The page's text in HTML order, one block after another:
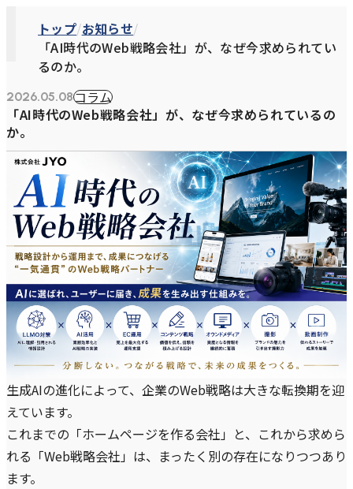
トップ お知らせ
「AI時代のWeb戦略会社」が、なぜ今求められてい
るのか。
2026.05.08コラム
「AI時代のWeb戦略会社」が、なぜ今求められているの
か。
生成AIの進化によって、企業のWeb戦略は大きな転換期を迎
えています。
これまでの「ホームページを作る会社」と、これから求めら
れる「Web戦略会社」は、まったく別の存在になりつつあり
ます。